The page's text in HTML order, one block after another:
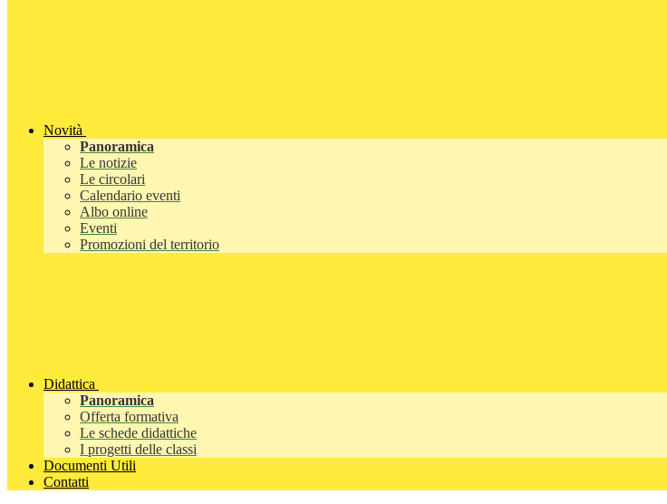
Novità
Panoramica
Le notizie
Le circolari
Calendario eventi
Albo online
Eventi
Promozioni del territorio
Didattica
Panoramica
Offerta formativa
Le schede didattiche
I progetti delle classi
Documenti Utili
Contatti